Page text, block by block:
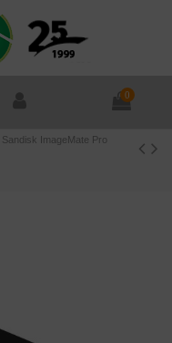
0
Sandisk ImageMate Pro